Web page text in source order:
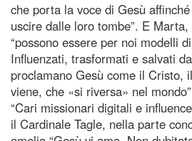
che porta la voce di Gesù
uscire dalle loro tombe”. E
“possono essere per noi modelli
Influenzati, trasformati e salvati
proclamano Gesù come il Cristo,
viene, che «si riversa» nel
“Cari missionari digitali e
il Cardinale Tagle, nella parte